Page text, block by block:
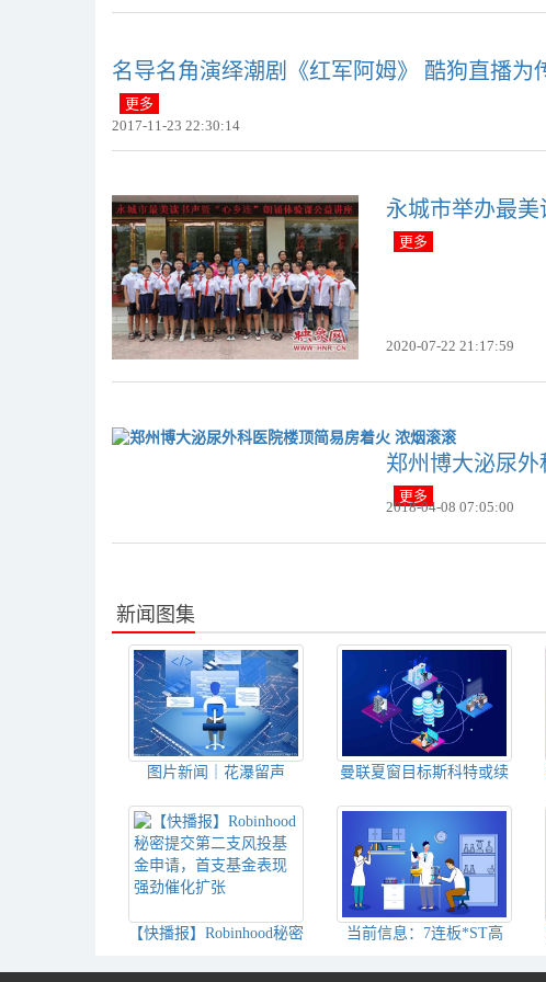
名导名角演绎潮剧《红军阿姆》 酷狗直播为
更多
2017-11-23 22:30:14
永城市举办最
更多
2020-07-22 21:17:59
郑州博大泌尿
更多
2018-04-08 07:05:00
新闻图集
图片新闻｜花瀑留声
曼联夏窗目标斯科特或续
选世界杯名单
【快播报】Robinhood秘密
请，首支基金表现强劲催
当前信息：7连板*ST高
不存在任何实质关系